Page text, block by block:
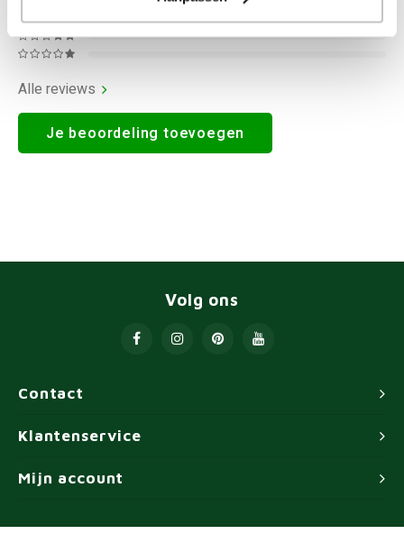
Alle reviews
Je beoordeling toevoegen
Contact
Volg ons
Klantenservice
Mijn account